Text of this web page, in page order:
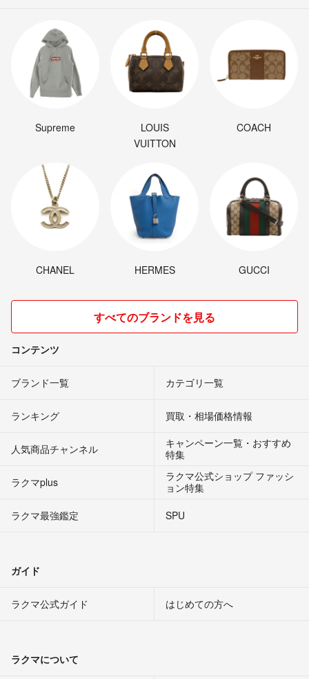
Supreme
LOUIS
VUITTON
COACH
CHANEL HERMES GUCCI
すべてのブランドを見る
コンテンツ
ブランド一覧 カテゴリ一覧
ランキング 買取・相場価格情報
人気商品チャンネル
キャンペーン一覧・おすすめ
特集
ラクマplus
ラクマ公式ショップ ファッシ
ョン特集
ラクマ最強鑑定
SPU
ガイド
ラクマ公式ガイド はじめての方へ
ラクマについて